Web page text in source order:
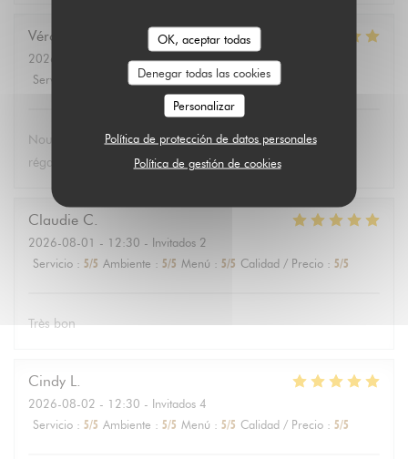
OK, aceptar todas
Denegar todas las cookies
Personalizar
Política de protección de datos personales
Política de gestión de cookies
Véronique
2026-08-04
- 19:15 - Invitados 3
Servicio
Ambiente: 5/5 Menú: 5/5 Calidad / Precio
Nous avons passé une excellente soirée et nous sommes
régalés avec le thon ! Je recommande
Claudie C
2026-08-01 - 12:30 - Invitados 2
Servicio : 5/5 Ambiente : 5/5 Menú : 5/5 Calidad / Precio : 5/5
Très bon
Cindy L
2026-08-02 - 12:30 - Invitados 4
Servicio : 5/5 Ambiente : 5/5 Menú : 5/5 Calidad / Precio : 5/5